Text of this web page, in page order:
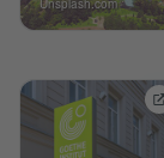
Unsplash.com